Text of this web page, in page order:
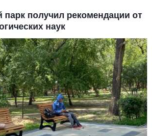
парк получил рекомендации от
наук